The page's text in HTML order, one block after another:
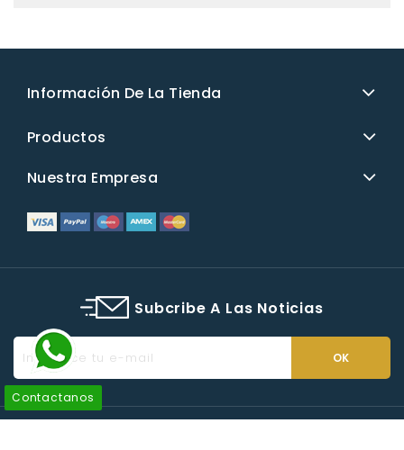
Información De La Tienda
Productos
Nuestra Empresa
Contactanos
Subcribe A Las Noticias